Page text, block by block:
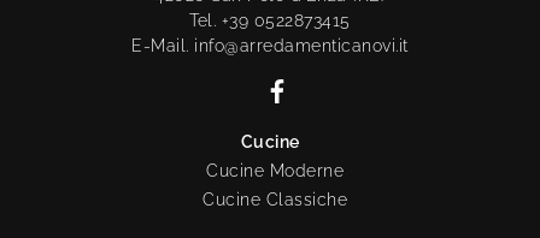
Tel. +39 0522873415
E-Mail. info@arredamenticanovi.it
Cucine
Cucine Moderne
Cucine Classiche